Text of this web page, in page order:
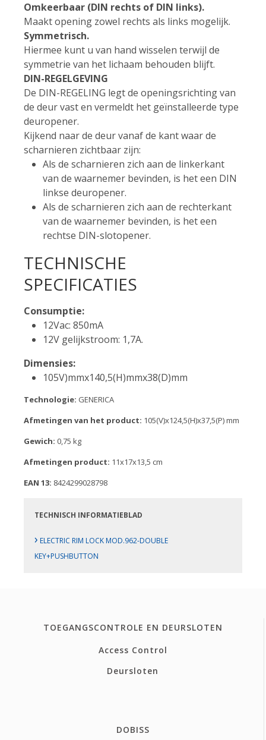
Omkeerbaar (DIN rechts of DIN links).
Maakt opening zowel rechts als links mogelijk.
Symmetrisch.
Hiermee kunt u van hand wisselen terwijl de
symmetrie van het lichaam behouden blijft.
DIN-REGELGEVING
De DIN-REGELING legt de openingsrichting van
de deur vast en vermeldt het geïnstalleerde type
deuropener.
Kijkend naar de deur vanaf de kant waar de
scharnieren zichtbaar zijn:
Als de scharnieren zich aan de linkerkant
van de waarnemer bevinden, is het een DIN
linkse deuropener.
Als de scharnieren zich aan de rechterkant
van de waarnemer bevinden, is het een
rechtse DIN-slotopener.
TECHNISCHE
SPECIFICATIES
Consumptie:
12Vac: 850mA
12V gelijkstroom: 1,7A.
Dimensies:
105V)mmx140,5(H)mmx38(D)mm
Technologie: GENERICA
Afmetingen van het product: 105(V)x124,5(H)x37,5(P) mm
Gewich: 0,75 kg
Afmetingen product: 11x17x13,5 cm
EAN 13: 8424299028798
TECHNISCH INFORMATIEBLAD
› ELECTRIC RIM LOCK MOD.962-DOUBLE
KEY+PUSHBUTTON
TOEGANGSCONTROLE EN DEURSLOTEN
Access Control
Deursloten
DOBISS